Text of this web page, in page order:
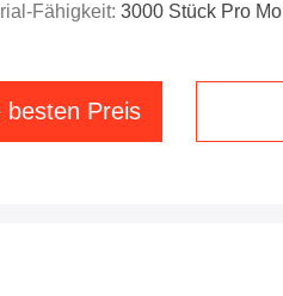
Fähigkeit: 3000 Stück Pro
besten Preis